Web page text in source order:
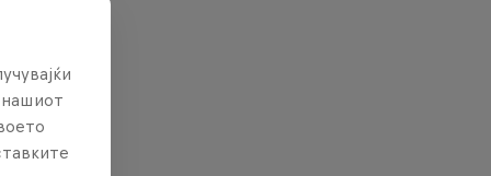
нашиот